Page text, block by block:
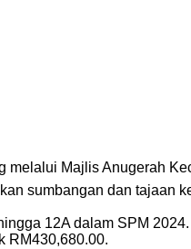
melalui Majlis Anugerah
sumbangan dan tajaan
12A dalam SPM
RM430,680.00.